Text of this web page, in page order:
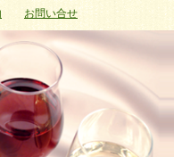
お問い合せ